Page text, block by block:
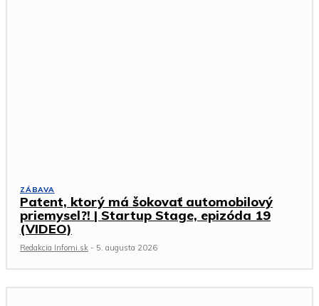
ZÁBAVA
Patent, ktorý má šokovať automobilový
priemysel?! | Startup Stage, epizóda 19
(VIDEO)
Redakcia Infomi.sk - 5. augusta 2026